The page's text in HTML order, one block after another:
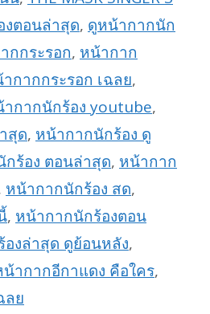
ตอนล่าสุด, ดูหน้ากากนัก
กกระรอก, หน้ากาก
กากกระรอก เฉลย,
กากนักร้อง youtube,
สุด, หน้ากากนักร้อง ดู
ร้อง ตอนล่าสุด, หน้ากาก
หน้ากากนักร้อง สด,
, หน้ากากนักร้องตอน
งล่าสุด ดูย้อนหลัง,
ากากอีกาแดง คือใคร,
ลย